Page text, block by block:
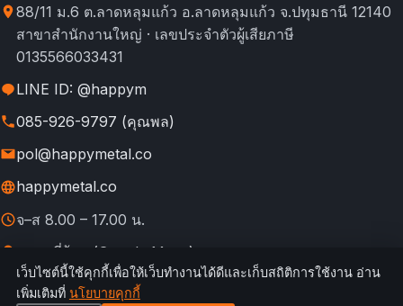
88/11 ม.6 ต.ลาดหลุมแก้ว อ.ลาดหลุมแก้ว จ.ปทุมธานี 12140
สาขาสำนักงานใหญ่ · เลขประจำตัวผู้เสียภาษี
0135566033431
LINE ID: @happym
085-926-9797 (คุณพล)
pol@happymetal.co
happymetal.co
จ–ส 8.00 – 17.00 น.
ดูแผนที่ร้าน (Google Maps)
© 2026 happymetal.co. All rights reserved.
กฎการใช้งาน &
เว็บไซต์นี้ใช้คุกกี้เพื่อให้เว็บทำงานได้ดีและเก็บสถิติการใช้งาน อ่าน
เพิ่มเติมที่ นโยบายคุกกี้